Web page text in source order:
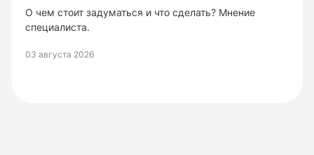
О чем стоит задуматься и что сделать? Мнение
специалиста.
03 августа 2026